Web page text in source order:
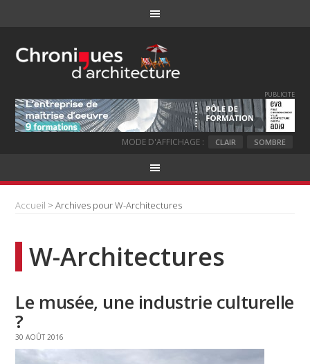
PUBLICITE
MODE D'AFFICHAGE : CLAIR SOMBRE
Accueil > Archives pour W-Architectures
W-Architectures
Le musée, une industrie culturelle
?
30 AOÛT 2016